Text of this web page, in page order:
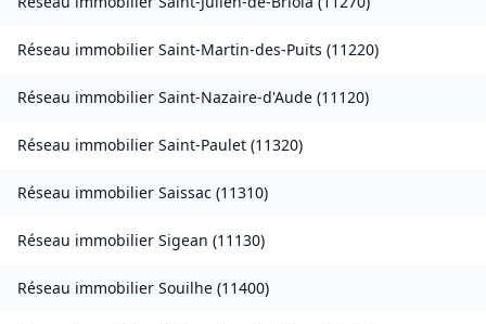
Réseau immobilier Saint-Martin-des-Puits (11220)
Réseau immobilier Saint-Nazaire-d'Aude (11120)
Réseau immobilier Saint-Paulet (11320)
Réseau immobilier Saissac (11310)
Réseau immobilier Sigean (11130)
Réseau immobilier Souilhe (11400)